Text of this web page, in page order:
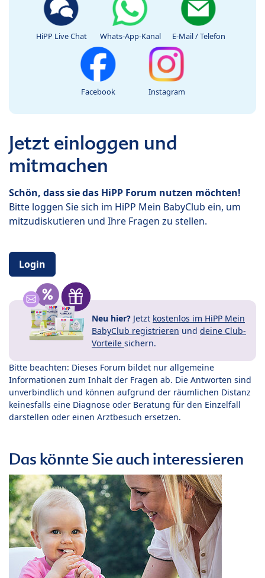
HiPP Live Chat Whats-App-Kanal E-Mail / Telefon
Facebook Instagram
Jetzt einloggen und
mitmachen
Schön, dass sie das HiPP Forum nutzen möchten!
Bitte loggen Sie sich im HiPP Mein BabyClub ein, um
mitzudiskutieren und Ihre Fragen zu stellen.
Login
Neu hier? Jetzt kostenlos im HiPP Mein
BabyClub registrieren und deine Club-
Vorteile sichern.
Bitte beachten: Dieses Forum bildet nur allgemeine
Informationen zum Inhalt der Fragen ab. Die Antworten sind
unverbindlich und können aufgrund der räumlichen Distanz
keinesfalls eine Diagnose oder Beratung für den Einzelfall
darstellen oder einen Arztbesuch ersetzen.
Das könnte Sie auch interessieren